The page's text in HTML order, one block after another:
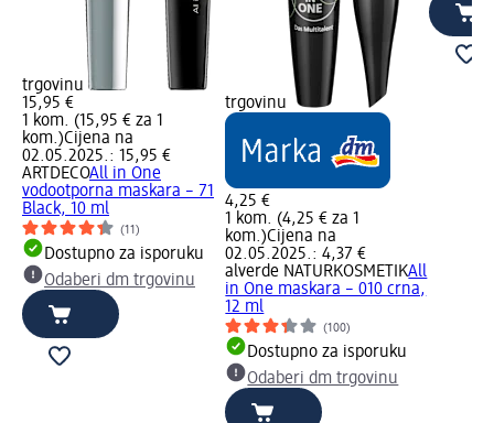
trgovinu
15,95 €
1 kom. (15,95 € za 1
kom.)Cijena na
02.05.2025.: 15,95 €
ARTDECOAll in One
vodootporna maskara – 71
Black, 10 ml
(11)
Dostupno za isporuku
Odaberi dm trgovinu
trgovinu
4,25 €
1 kom. (4,25 € za 1
kom.)Cijena na
02.05.2025.: 4,37 €
alverde NATURKOSMETIKAll
in One maskara – 010 crna,
12 ml
(100)
Dostupno za isporuku
Odaberi dm trgovinu